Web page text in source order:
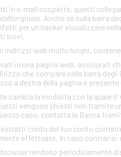
in e-mail sospette, questi
Anche se sulla barra
per un hacker visualizzare
ti trovi.
indirizzi web molto lunghi,
in una pagina web, assicurati
che compare nella barra
a destra della pagina è
cambia la modalità con la quale
vengono chiesti non tramite
caso, contatta la Banca
conto del tuo conto
effettuate. In caso
rendono periodicamente